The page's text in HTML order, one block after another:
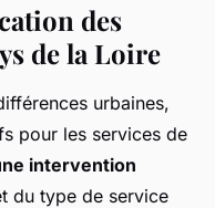
des
de la Loire
urbaines,
pour les services de
intervention
du type de service